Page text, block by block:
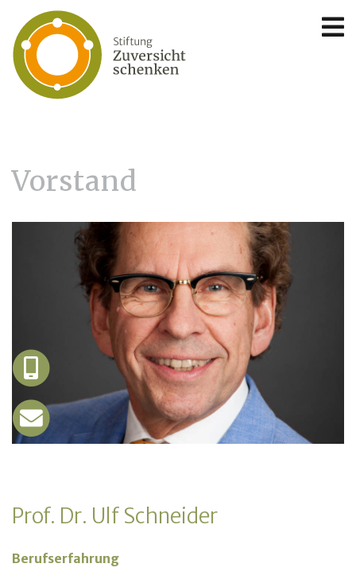
Vorstand
Prof. Dr. Ulf Schneider
Berufserfahrung